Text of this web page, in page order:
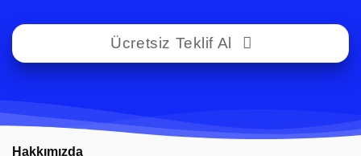
Ücretsiz Teklif Al
Hakkımızda